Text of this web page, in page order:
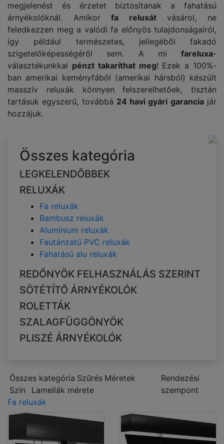
megjelenést és érzetet biztosítanak a fahatású
árnyékolóknál. Amikorfa reluxátvásárol, ne
feledkezzen meg a valódi fa előnyös tulajdonságairól,
így például természetes, jellegéből fakadó
szigetelőképességéről sem. A mi fareluxa-
választékunkkal pénzt takaríthat meg! Ezek a 100%-
ban amerikai keményfából (amerikai hársból) készült
masszív reluxák könnyen felszerelhetőek, tisztán
tartásuk egyszerű, továbbá 24 havi gyári garanciajár
hozzájuk.
Összes kategória
LEGKELENDŐBBEK
RELUXÁK
Fa reluxák
Bambusz reluxák
Alumínium reluxák
Fautánzatú PVC reluxák
Fahatású alu reluxák
REDŐNYÖK FELHASZNÁLÁS SZERINT
SÖTÉTÍTŐ ÁRNYÉKOLÓK
ROLETTÁK
SZALAGFÜGGÖNYÖK
PLISZÉ ÁRNYÉKOLÓK
Összes kategória Szűrés Méretek
Szín
Lamellák mérete
Rendezési
szempont
Fa reluxák